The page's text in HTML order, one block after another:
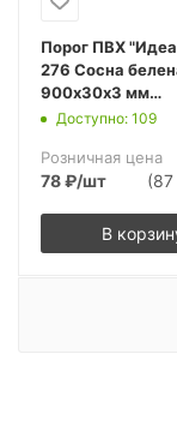
Порог ПВХ
276 Сосна
900х30х3 мм
(10шт.упак.)
Доступно: 109
Розничная цена
78₽/шт
В